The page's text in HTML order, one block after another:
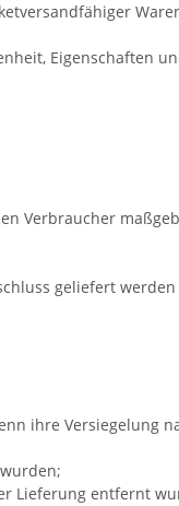
Eigenschaften
Verbraucher
geliefert
ihre Versiegelung
Lieferung entfernt